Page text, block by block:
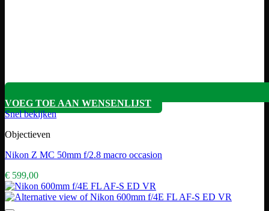
VOEG TOE AAN WENSENLIJST
Snel bekijken
Objectieven
Nikon Z MC 50mm f/2.8 macro occasion
€ 599,00